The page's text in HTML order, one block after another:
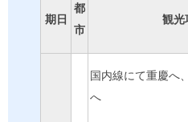
期日
都
市
観光
国内線にて重慶へ
へ